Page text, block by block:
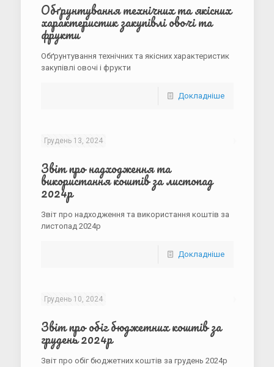
Обґрунтування технічних та якісних
характеристик закупівлі овочі та
фрукти
Обґрунтування технічних та якісних характеристик
закупівлі овочі і фрукти
Докладніше
Грудень 13, 2024
Звіт про надходження та
використання коштів за листопад
2024р
Звіт про надходження та використання коштів за
листопад 2024р
Докладніше
Грудень 10, 2024
Звіт про обіг бюджетних коштів за
грудень 2024р
Звіт про обіг бюджетних коштів за грудень 2024р